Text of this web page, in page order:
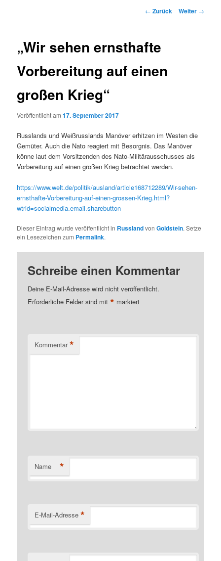
Beitragsnavigation
← Zurück Weiter →
„Wir sehen ernsthafte
Vorbereitung auf einen
großen Krieg“
Veröffentlicht am17. September 2017
Russlands und Weißrusslands Manöver erhitzen im Westen die
Gemüter. Auch die Nato reagiert mit Besorgnis. Das Manöver
könne laut dem Vorsitzenden des Nato-Militärausschusses als
Vorbereitung auf einen großen Krieg betrachtet werden.
https://www.welt.de/politik/ausland/article168712289/Wir-sehen-
ernsthafte-Vorbereitung-auf-einen-grossen-Krieg.html?
wtrid=socialmedia.email.sharebutton
Dieser Eintrag wurde veröffentlicht in RusslandvonGoldstein. Setze
ein Lesezeichen zum Permalink.
Schreibe einen Kommentar
Deine E-Mail-Adresse wird nicht veröffentlicht.
Erforderliche Felder sind mit* markiert
Kommentar *
Name *
E-Mail-Adresse *